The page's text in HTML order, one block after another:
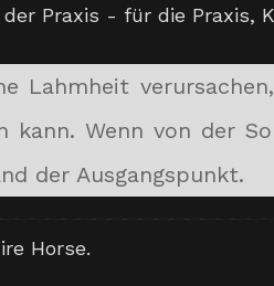
der Praxis - für die Praxis,
Lahmheit
Wenn von der
der Ausgangspunkt.
Horse.